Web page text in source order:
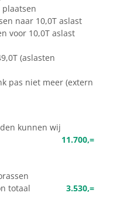
plaatsen
naar 10,0T aslast
voor 10,0T aslast
(aslasten
pas niet meer (extern
kunnen wij
11.700,=
totaal
3.530,=